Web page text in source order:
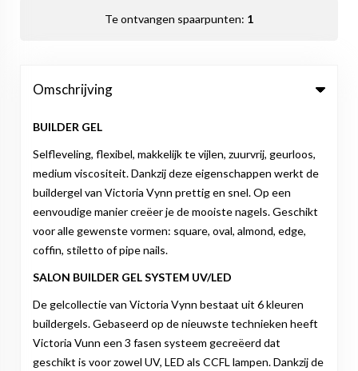
Te ontvangen spaarpunten: 1
Omschrijving
BUILDER GEL
Selfleveling, flexibel, makkelijk te vijlen, zuurvrij, geurloos,
medium viscositeit. Dankzij deze eigenschappen werkt de
buildergel van Victoria Vynn prettig en snel. Op een
eenvoudige manier creëer je de mooiste nagels. Geschikt
voor alle gewenste vormen: square, oval, almond, edge,
coffin, stiletto of pipe nails.
SALON BUILDER GEL SYSTEM UV/LED
De gelcollectie van Victoria Vynn bestaat uit 6 kleuren
buildergels. Gebaseerd op de nieuwste technieken heeft
Victoria Vunn een 3 fasen systeem gecreëerd dat
geschikt is voor zowel UV, LED als CCFL lampen. Dankzij de